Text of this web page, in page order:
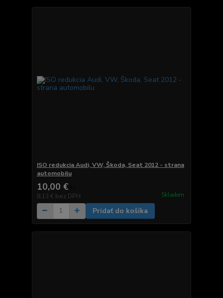
ISO redukcia Audi, VW, Škoda, Seat 2012 - strana
automobilu
10,00 €
8,13 € bez DPH Skladom
Pridať do košíka